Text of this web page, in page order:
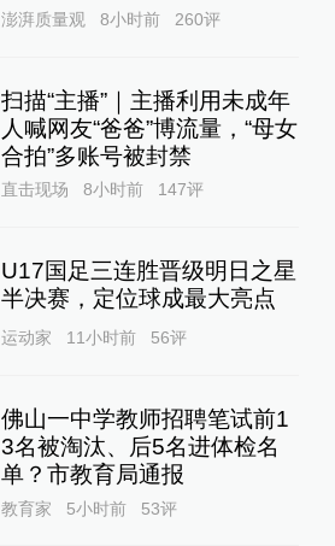
澎湃质量观 8小时前 260评
扫描“主播”｜主播利用未成年
人喊网友“爸爸”博流量，“母女
合拍”多账号被封禁
直击现场 8小时前 147评
U17国足三连胜晋级明日之星
半决赛，定位球成最大亮点
运动家 11小时前 56评
佛山一中学教师招聘笔试前1
3名被淘汰、后5名进体检名
单？市教育局通报
教育家 5小时前 53评